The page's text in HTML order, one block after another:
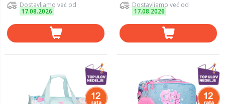
Dostavljamo već od
17.08.2026
Dostavljamo već od
17.08.2026